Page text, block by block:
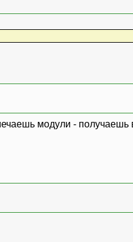
модули -